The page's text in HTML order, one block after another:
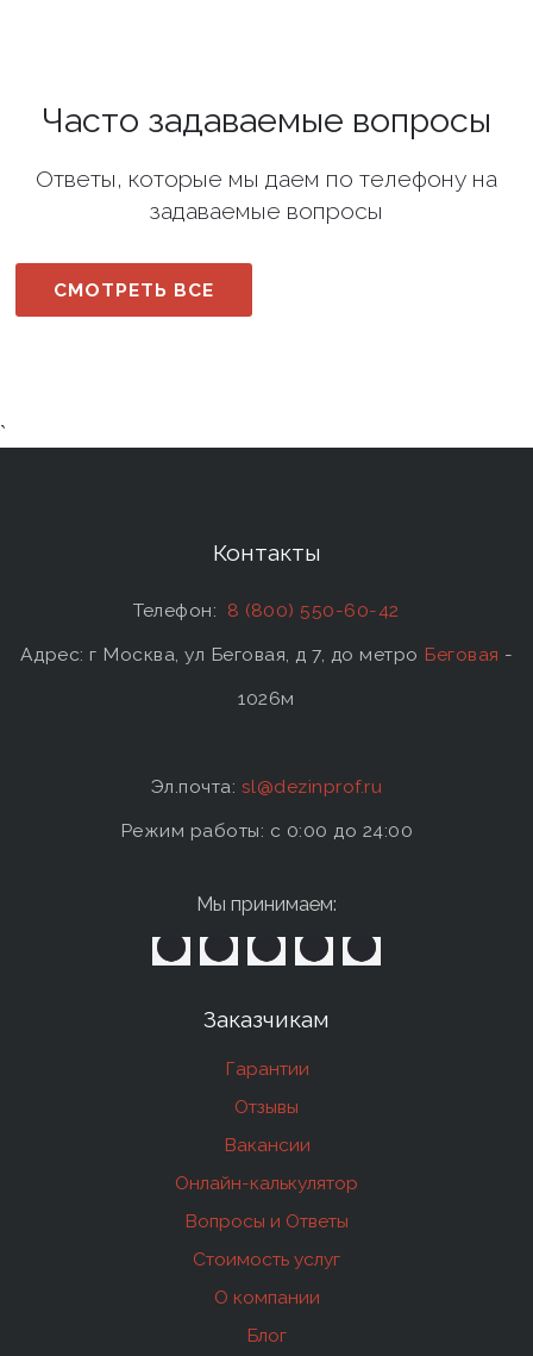
Часто задаваемые вопросы
Ответы, которые мы даем по телефону на
задаваемые вопросы
СМОТРЕТЬ ВСЕ
`
Контакты
Телефон: 8 (800) 550-60-42
Адрес: г Москва, ул Беговая, д 7, до метро Беговая -
1026м
Эл.почта: sl@dezinprof.ru
Режим работы: c 0:00 до 24:00
Мы принимаем:
Заказчикам
Гарантии
Отзывы
Вакансии
Онлайн-калькулятор
Вопросы и Ответы
Стоимость услуг
О компании
Блог